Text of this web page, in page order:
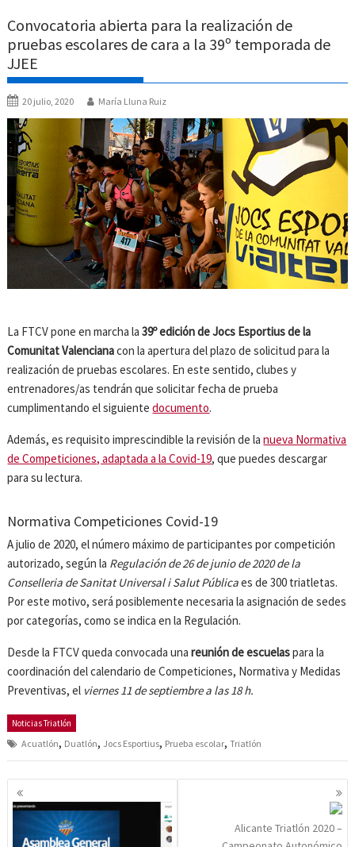
Convocatoria abierta para la realización de
pruebas escolares de cara a la 39º temporada de
JJEE
20 julio, 2020 María Lluna Ruiz
La FTCV pone en marcha la39º edición de Jocs Esportius de la
Comunitat Valencianacon la apertura del plazo de solicitud para la
realización de pruebas escolares. En este sentido, clubes y
entrenadores/as tendrán que solicitar fecha de prueba
cumplimentando el siguientedocumento.
Además, es requisito imprescindible la revisión de lanueva Normativa
de Competiciones, adaptada a la Covid-19, que puedes descargar
para su lectura.
Normativa Competiciones Covid-19
A julio de 2020, el número máximo de participantes por competición
autorizado, según la Regulación de 26 de junio de 2020 de la
Conselleria de Sanitat Universal i Salut Públicaes de 300 triatletas.
Por este motivo, será posiblemente necesaria la asignación de sedes
por categorías, como se indica en la Regulación.
Desde la FTCV queda convocada unareunión de escuelaspara la
coordinación del calendario de Competiciones, Normativa y Medidas
Preventivas, el viernes 11 de septiembre a las 18 h.
Noticias Triatlón
Acuatlón, Duatlón, Jocs Esportius, Prueba escolar,Triatlón
Navegación
de
entradas
Alicante Triatlón 2020 –